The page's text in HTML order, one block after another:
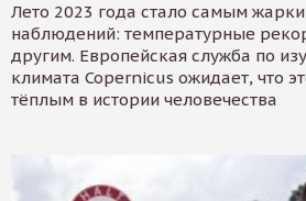
Лето 2023 года стало самым
наблюдений: температурные
другим. Европейская служба по
климата Copernicus ожидает, что
тёплым в истории человечества